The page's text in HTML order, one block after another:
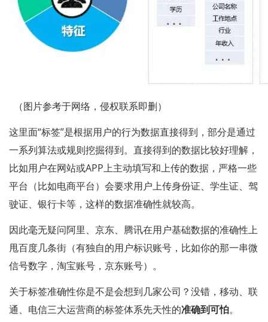
  （图片参考于网络，侵权联系即删）
这里面“标签”是根据用户的行为数据直接得到，部分是通过
一系列算法或规则挖掘得到。直接得到的数据比较好理解，
比如用户在网站或APP上主动填写和上传的数据，严格一些
平台（比如电商平台）会要求用户上传身份证、学生证、驾
驶证、银行卡等，这样的数据准确性就较高。
因此毫无疑问阿里、京东、腾讯在用户基础数据的准确性上
甩百度几条街（有独自的用户标识账号，比如你的那一串微
信号数字，淘宝账号，京东账号）。
关于标签准确性你是不是会想到几家公司？没错，移动、联
通、电信三大运营商的标签体系先天性的准确到可怕。